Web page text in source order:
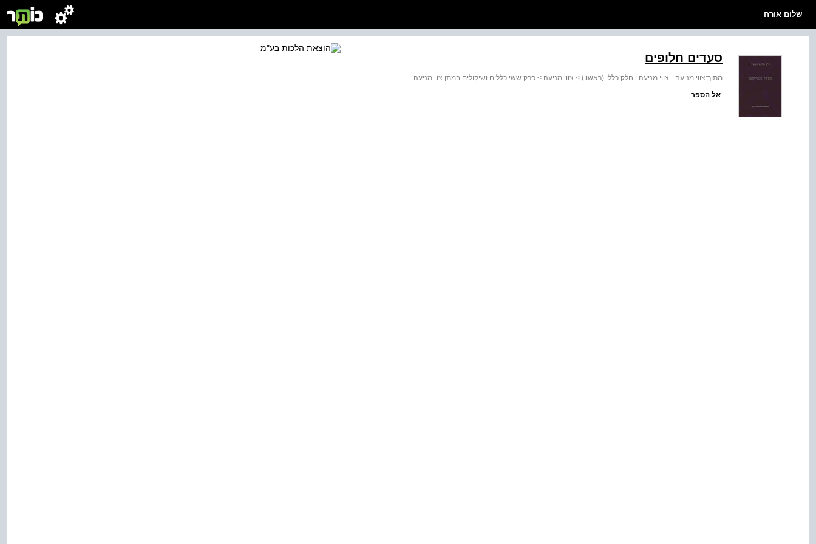
שלום אורח
סעדים חלופים
מתוך:צווי מניעה - צווי מניעה : חלק כללי (ראשון) > צווי מניעה > פרק ששי כללים ושיקולים במתן צו–מניעה
אל הספר